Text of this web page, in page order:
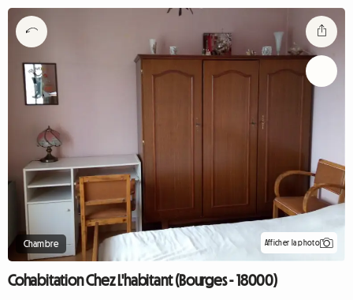
Chambre Afficher la photo
Cohabitation Chez L'habitant (Bourges - 18000)